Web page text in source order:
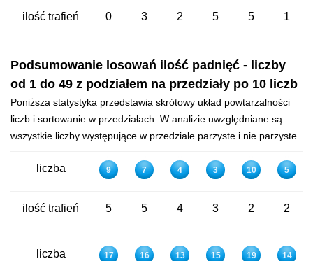
ilość trafień 0 3 2 5 5 1
Podsumowanie losowań ilość padnięć - liczby
od 1 do 49 z podziałem na przedziały po 10 liczb
Poniższa statystyka przedstawia skrótowy układ powtarzalności
liczb i sortowanie w przedziałach. W analizie uwzględniane są
wszystkie liczby występujące w przedziale parzyste i nie parzyste.
liczba 9 7 4 3 10 5
ilość trafień 5 5 4 3 2 2
liczba 17 16 13 15 19 14